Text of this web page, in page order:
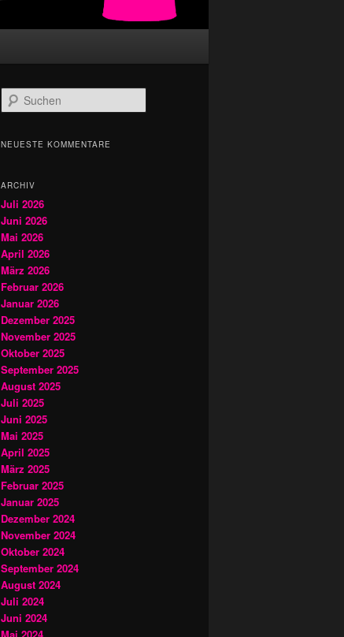
u
h
NEUESTE KOMMENTARE
ARCHIV
Juli 2026
Juni 2026
Mai 2026
April 2026
März 2026
Februar 2026
Januar 2026
Dezember 2025
November 2025
Oktober 2025
September 2025
August 2025
Juli 2025
Juni 2025
Mai 2025
April 2025
März 2025
Februar 2025
Januar 2025
Dezember 2024
November 2024
Oktober 2024
September 2024
August 2024
Juli 2024
Juni 2024